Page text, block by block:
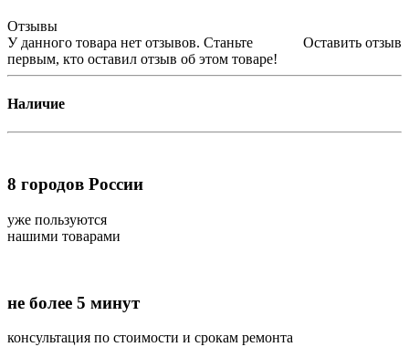
Отзывы
Оставить отзыв
У данного товара нет отзывов. Станьте
первым, кто оставил отзыв об этом товаре!
Наличие
8 городов России
уже пользуются
нашими товарами
не более 5 минут
консультация по стоимости и срокам ремонта